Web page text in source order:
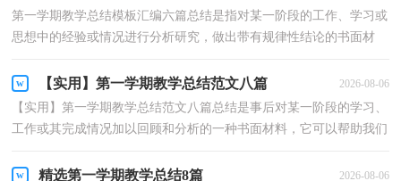
第一学期教学总结模板汇编六篇总结是指对某一阶段的工作、学习或
思想中的经验或情况进行分析研究，做出带有规律性结论的书面材
【实用】第一学期教学总结范文八篇 2026-08-06
【实用】第一学期教学总结范文八篇总结是事后对某一阶段的学习、
工作或其完成情况加以回顾和分析的一种书面材料，它可以帮助我们
精选第一学期教学总结8篇 2026-08-06